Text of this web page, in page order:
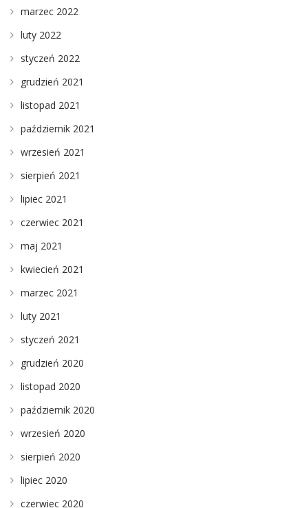
marzec 2022
luty 2022
styczeń 2022
grudzień 2021
listopad 2021
październik 2021
wrzesień 2021
sierpień 2021
lipiec 2021
czerwiec 2021
maj 2021
kwiecień 2021
marzec 2021
luty 2021
styczeń 2021
grudzień 2020
listopad 2020
październik 2020
wrzesień 2020
sierpień 2020
lipiec 2020
czerwiec 2020